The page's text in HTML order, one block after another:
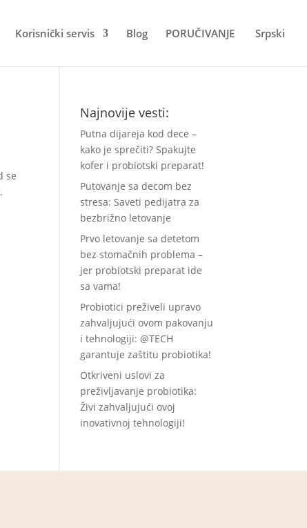
Korisnički servis Blog PORUČIVANJE Srpski
se
Najnovije vesti:
Putna dijareja kod dece –
kako je sprečiti? Spakujte
kofer i probiotski preparat!
Putovanje sa decom bez
stresa: Saveti pedijatra za
bezbrižno letovanje
Prvo letovanje sa detetom
bez stomačnih problema –
jer probiotski preparat ide
sa vama!
Probiotici preživeli upravo
zahvaljujući ovom pakovanju
i tehnologiji: @TECH
garantuje zaštitu probiotika!
Otkriveni uslovi za
preživljavanje probiotika:
Živi zahvaljujući ovoj
inovativnoj tehnologiji!